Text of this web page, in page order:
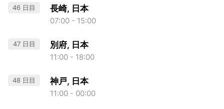
46 日目 長崎, 日本
07:00 - 15:00
47 日目 別府, 日本
11:00 - 18:00
48 日目 神戸, 日本
11:00 - 00:00